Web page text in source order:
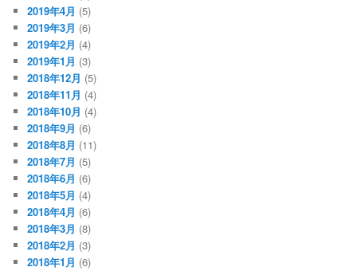
2019年4月 (5)
2019年3月 (6)
2019年2月 (4)
2019年1月 (3)
2018年12月 (5)
2018年11月 (4)
2018年10月 (4)
2018年9月 (6)
2018年8月 (11)
2018年7月 (5)
2018年6月 (6)
2018年5月 (4)
2018年4月 (6)
2018年3月 (8)
2018年2月 (3)
2018年1月 (6)